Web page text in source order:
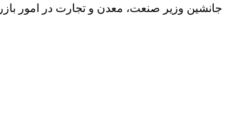
جانشین وزیر صنعت، معدن و تجارت در امور